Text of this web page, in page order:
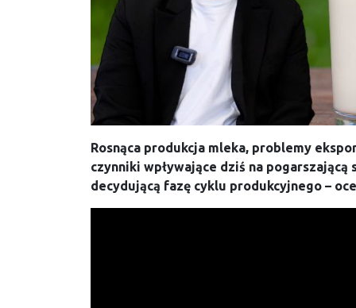
Rosnąca produkcja mleka, problemy
czynniki wpływające dziś na pogarszającą
decydującą fazę cyklu produkcyjnego –